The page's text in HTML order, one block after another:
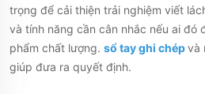
trọng để cải thiện trải nghiệm viết
và tính năng cần cân nhắc nếu ai đó
phẩm chất lượng. sổ tay ghi chépvà
giúp đưa ra quyết định.